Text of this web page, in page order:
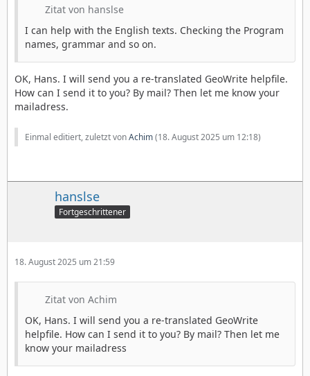
Zitat von hanslse
I can help with the English texts. Checking the Program
names, grammar and so on.
OK, Hans. I will send you a re-translated GeoWrite helpfile.
How can I send it to you? By mail? Then let me know your
mailadress.
Einmal editiert, zuletzt vonAchim(18. August 2025 um 12:18)
hanslse
Fortgeschrittener
18. August 2025 um 21:59
Zitat von Achim
OK, Hans. I will send you a re-translated GeoWrite
helpfile. How can I send it to you? By mail? Then let me
know your mailadress